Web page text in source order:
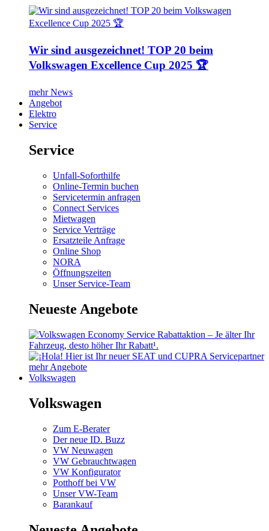
Wir sind ausgezeichnet! TOP 20 beim
Volkswagen Excellence Cup 2025 🏆
mehr News
Angebot
Elektro
Service
Service
Unfall-Soforthilfe
Online-Termin buchen
Servicetermin anfragen
Connect Services
Mietwagen
Service Verträge
Ersatzteile Anfrage
Online Shop
NORA
Öffnungszeiten
Unser Service-Team
Neueste Angebote
mehr Angebote
Volkswagen
Volkswagen
Zum E-Berater
Der neue ID. Buzz
VW Neuwagen
VW Gebrauchtwagen
VW Konfigurator
Potthoff bei VW
Unser VW-Team
Barankauf